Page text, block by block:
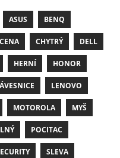
ASUS BENQ
CENA CHYTRÝ DELL
HERNÍ HONOR
LENOVO
MOTOROLA MYŠ
POCITAC
SLEVA